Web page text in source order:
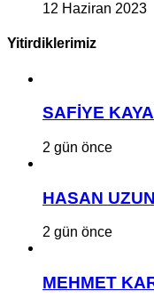
12 Haziran 2023
Yitirdiklerimiz
SAFİYE
2 gün önce
HASAN UZUN
2 gün önce
MEHMET